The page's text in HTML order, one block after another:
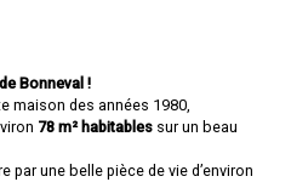
Bonneval !
maison des années 1980,
78 m² habitables sur un beau
par une belle pièce de vie d’environ